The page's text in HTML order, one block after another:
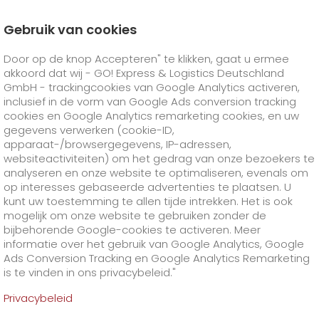
GO! Courier
GO! Direct
GO!Same day
GO!Exclusive
GO!On-Board-Courier
GO!Air Charter
GO! Express +
GO!Overnight +
Brandstoftoeslag 's nachts
>
GO!Worldwide
brandstoftoeslag wereldwijd
>
GO! Solutions +
Zakelijke oplossingen
GO!Gezondheidszorg
GO!High-tech
GO!Media & Handel
Speciale verzendgoederen
GO!Dierentransport
GO!Gevaarlijke goederen
Speciale verzendvereisten +
GO!Vracht Service
GO! Value added services
Online diensten
Bestellen en volgen
Registratie bestellen en volgen
IT-connectiviteit
Bedrijf
Over ons
Carrière
Zakelijke oplossingen
GO! Gezondheidszorg
GO! Farmaceutische logistiek
Geneesmiddelentransport
volgens BBP?
GO! Farmalogistiek
Gebruik van cookies
Door op de knop Accepteren" te klikken, gaat u ermee
akkoord dat wij - GO! Express & Logistics Deutschland
GmbH - trackingcookies van Google Analytics activeren,
inclusief in de vorm van Google Ads conversion tracking
cookies en Google Analytics remarketing cookies, en uw
gegevens verwerken (cookie-ID,
apparaat-/browsergegevens, IP-adressen,
websiteactiviteiten) om het gedrag van onze bezoekers te
analyseren en onze website te optimaliseren, evenals om
op interesses gebaseerde advertenties te plaatsen. U
kunt uw toestemming te allen tijde intrekken. Het is ook
mogelijk om onze website te gebruiken zonder de
bijbehorende Google-cookies te activeren. Meer
informatie over het gebruik van Google Analytics, Google
Ads Conversion Tracking en Google Analytics Remarketing
is te vinden in ons privacybeleid."
Privacybeleid